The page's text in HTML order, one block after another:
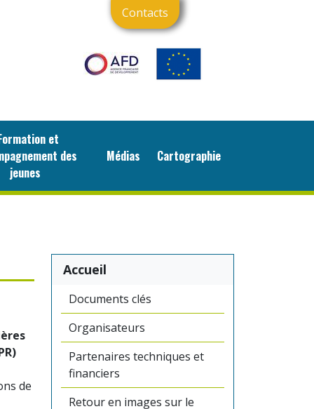
Contacts
et
des
jeunes
Médias Cartographie
de
Accueil
Documents clés
Organisateurs
Partenaires techniques et
financiers
Retour en images sur le